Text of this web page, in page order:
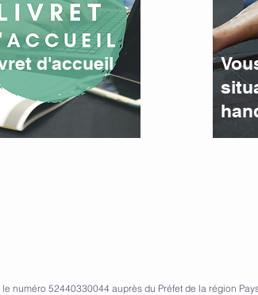
d'accueil
numéro 52440330044 auprès du Préfet de la région